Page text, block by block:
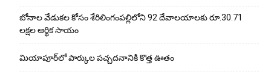
బోనాల వేడుకల కోసం శేరిలింగంపల్లిలోని 92 దేవాలయాలకు రూ.30.71
లక్షల ఆర్థిక సాయం
మియాపూర్‌లో పార్కుల పచ్చదనానికి కొత్త ఊతం